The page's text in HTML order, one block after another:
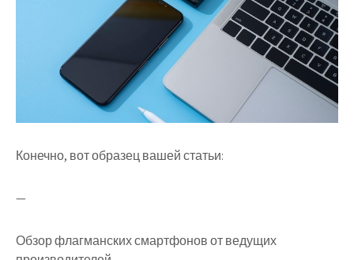
Конечно, вот образец вашей статьи:
—
Обзор флагманских смартфонов от ведущих